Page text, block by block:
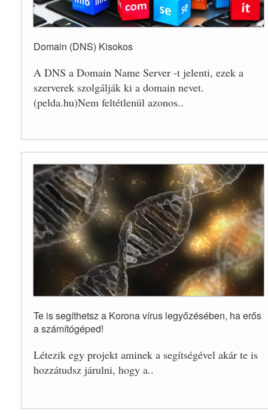
Domain (DNS) Kisokos
A DNS a Domain Name Server -t jelenti, ezek a
szerverek szolgálják ki a domain nevet.
(pelda.hu)Nem feltétlenül azonos..
Te is segíthetsz a Korona vírus legyőzésében, ha erős
a számítógéped!
Létezik egy projekt aminek a segítségével akár te is
hozzátudsz járulni, hogy a..